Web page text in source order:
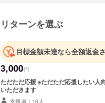
リターンを選ぶ
目標金額未達なら全額返金
3,000円
ただただ応援 ※ただただ応援したい人
いただきます
支援者：16人